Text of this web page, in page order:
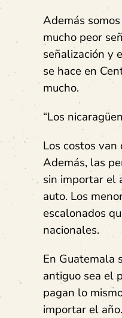
Además
mucho peor
señalización y
se hace en
mucho.
“Los
Los costos
Además, las
sin importar el
auto. Los
escalonados
nacionales.
En Guatemala
antiguo sea el
pagan lo
importar el